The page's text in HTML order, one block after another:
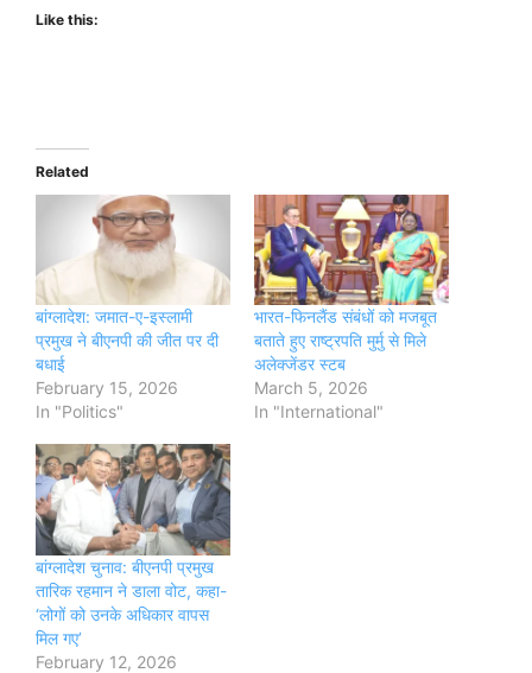
Like this:
Related
बांग्लादेश: जमात-ए-इस्लामी
प्रमुख ने बीएनपी की जीत पर दी
बधाई
February 15, 2026
In "Politics"
भारत-फिनलैंड संबंधों को मजबूत
बताते हुए राष्ट्रपति मुर्मु से मिले
अलेक्जेंडर स्टब
March 5, 2026
In "International"
बांग्लादेश चुनाव: बीएनपी प्रमुख
तारिक रहमान ने डाला वोट, कहा-
‘लोगों को उनके अधिकार वापस
मिल गए’
February 12, 2026